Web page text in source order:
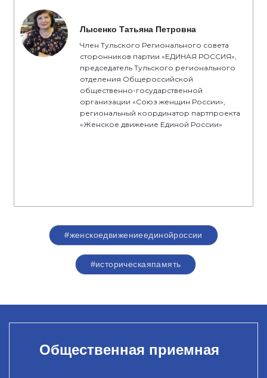
Лысенко Татьяна Петровна
Член Тульского Регионального совета
сторонников партии «ЕДИНАЯ РОССИЯ»,
председатель Тульского регионального
отделения Общероссийской
общественно-государственной
организации «Союз женщин России»,
региональный координатор партпроекта
«Женское движение Единой России»
#женскоедвижениеединойроссии
#историческаяпамять
Общественная приемная